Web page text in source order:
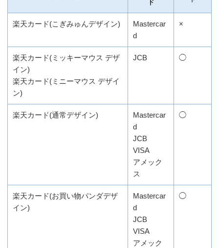
ド
楽天カード(こぎみゅんデザイン)
Mastercar
d
×
楽天カード(ミッキーマウス デザ
イン)
楽天カード(ミニーマウス デザイ
ン)
JCB ◯
楽天カード(通常デザイン)
Mastercar
d
JCB
VISA
アメック
ス
◯
楽天カード(お買い物パンダデザ
イン)
Mastercar
d
JCB
VISA
アメック
◯